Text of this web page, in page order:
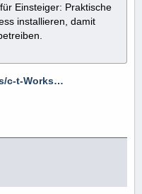
Einsteiger: Praktische
installieren, damit
c-t-Works…